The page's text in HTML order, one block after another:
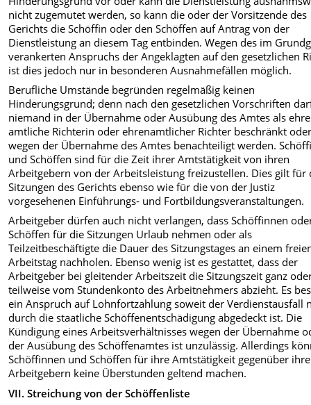
nicht zugemutet werden, so kann die oder der Vorsitzende des
Gerichts die Schöffin oder den Schöffen auf Antrag von der
Dienstleistung an diesem Tag entbin­den. Wegen des im
verankerten Anspruchs der Angeklagten auf den gesetzlichen
ist dies jedoch nur in besonderen Ausnahme­fällen möglich.
Berufliche Umstände begründen regelmäßig keinen
Hinderungsgrund; denn nach den gesetzlichen Vorschrif­ten
niemand in der Übernahme oder Ausübung des Amtes als
amtliche Richterin oder ehrenamtlicher Richter beschränkt
wegen der Übernahme des Amtes benachteiligt werden.
und Schöffen sind für die Zeit ihrer Amtstätigkeit von ihren
Arbeitgebern von der Arbeitsleistung freizustellen. Dies gilt für
Sitzungen des Gerichts ebenso wie für die von der Justiz
vorgesehenen Einführungs- und Fortbildungsveranstaltungen.
Arbeitgeber dürfen auch nicht verlan­gen, dass Schöffinnen
Schöffen für die Sitzungen Urlaub nehmen oder als
Teilzeitbeschäftigte die Dauer des Sitzungstages an einem
Arbeits­tag nachholen. Ebenso wenig ist es gestattet, dass der
Arbeitgeber bei gleitender Arbeitszeit die Sitzungszeit ganz
teilweise vom Stundenkonto des Arbeitnehmers abzieht. Es
ein Anspruch auf Lohnfortzahlung soweit der Verdienstausfall
durch die staatliche Schöffenentschädigung abgedeckt ist. Die
Kündigung eines Arbeitsverhältnisses wegen der Über­nahme
der Ausübung des Schöf­fenamtes ist unzulässig. Allerdings
Schöffinnen und Schöffen für ihre Amtstätigkeit gegenüber
Arbeitgebern keine Überstunden geltend machen.
VII. Streichung von der Schöffenliste